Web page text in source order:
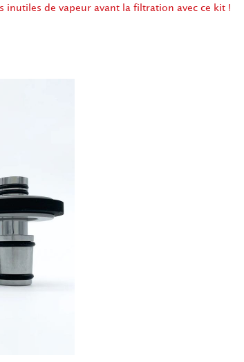
inutiles de vapeur avant la filtration avec ce kit !